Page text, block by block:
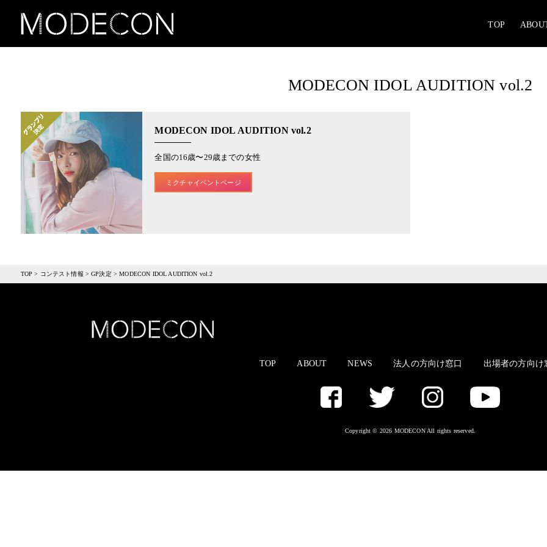
TOP
MODECON IDOL AUDITION vol.2
MODECON IDOL AUDITION vol.2
全国の16歳〜29歳までの女性
ミクチャイベントページ
TOP > コンテスト情報 >GP決定 >MODECON IDOL AUDITION vol.2
TOP ABOUT NEWS 法人の方向け窓口 出場者の方向け
Copyright © 2026 MODECON All rights reserved.